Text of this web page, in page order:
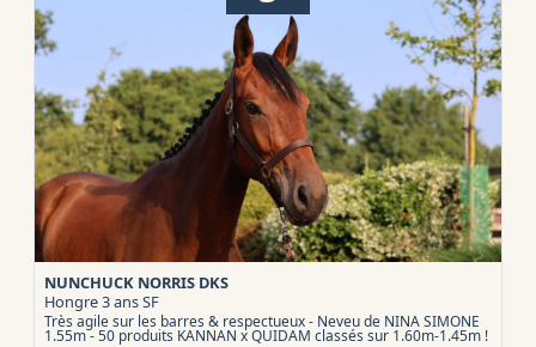
NUNCHUCK NORRIS DKS
Hongre 3 ansSF
Très agile sur les barres & respectueux - Neveu de NINA SIMONE
1.55m - 50 produits KANNAN x QUIDAM classés sur 1.60m-1.45m !